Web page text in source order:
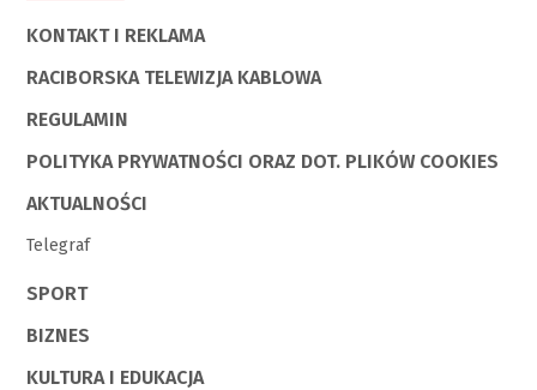
KONTAKT I REKLAMA
RACIBORSKA TELEWIZJA KABLOWA
REGULAMIN
POLITYKA PRYWATNOŚCI ORAZ DOT. PLIKÓW COOKIES
AKTUALNOŚCI
Telegraf
SPORT
BIZNES
KULTURA I EDUKACJA